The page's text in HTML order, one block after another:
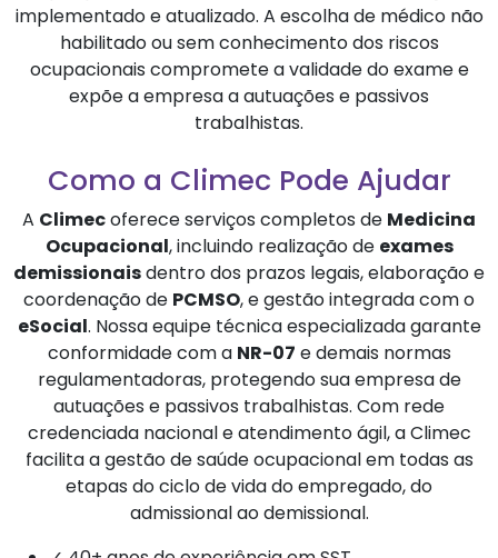
implementado e atualizado. A escolha de médico não
habilitado ou sem conhecimento dos riscos
ocupacionais compromete a validade do exame e
expõe a empresa a autuações e passivos
trabalhistas.
Como a Climec Pode Ajudar
A Climecoferece serviços completos de Medicina
Ocupacional, incluindo realização de exames
demissionaisdentro dos prazos legais, elaboração e
coordenação de PCMSO, e gestão integrada com o
eSocial. Nossa equipe técnica especializada garante
conformidade com a NR-07 e demais normas
regulamentadoras, protegendo sua empresa de
autuações e passivos trabalhistas. Com rede
credenciada nacional e atendimento ágil, a Climec
facilita a gestão de saúde ocupacional em todas as
etapas do ciclo de vida do empregado, do
admissional ao demissional.